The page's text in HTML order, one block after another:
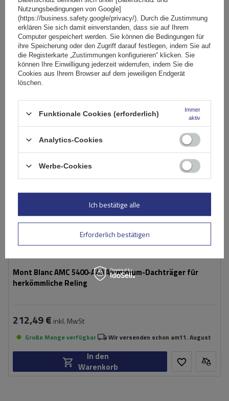
165,49 €inkl. MwSt
Große Menge verfügbar Wir versenden schon am11. August
In den
Mont Blanc AMC 5400-A49 Aluminium-Dachträger für
herkömmliche Reling
212,49 € inkl. MwSt
Große Menge verfügbar Wir versenden schon am11. August
In den
Warenkorb
Nutzungsbedingungen von Google]
(https://business.safety.google/privacy/). Durch die Zustimmung
erklären Sie sich damit einverstanden, dass sie auf Ihrem
Computer gespeichert werden. Sie können die Bedingungen für
ihre Speicherung oder den Zugriff darauf festlegen, indem Sie auf
die Registerkarte „Zustimmungen konfigurieren“ klicken. Sie
können Ihre Einwilligung jederzeit widerrufen, indem Sie die
Cookies aus Ihrem Browser auf dem jeweiligen Endgerät
löschen.
Funktionale Cookies (erforderlich)
Immer
aktiv
Analytics-Cookies
Werbe-Cookies
Erforderlich bestätigen
Ich bestätige alle